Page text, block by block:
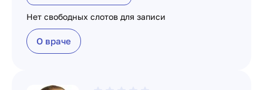
Нет свободных слотов для записи
О враче